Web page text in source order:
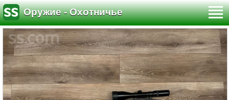
Оружие - Охотничье